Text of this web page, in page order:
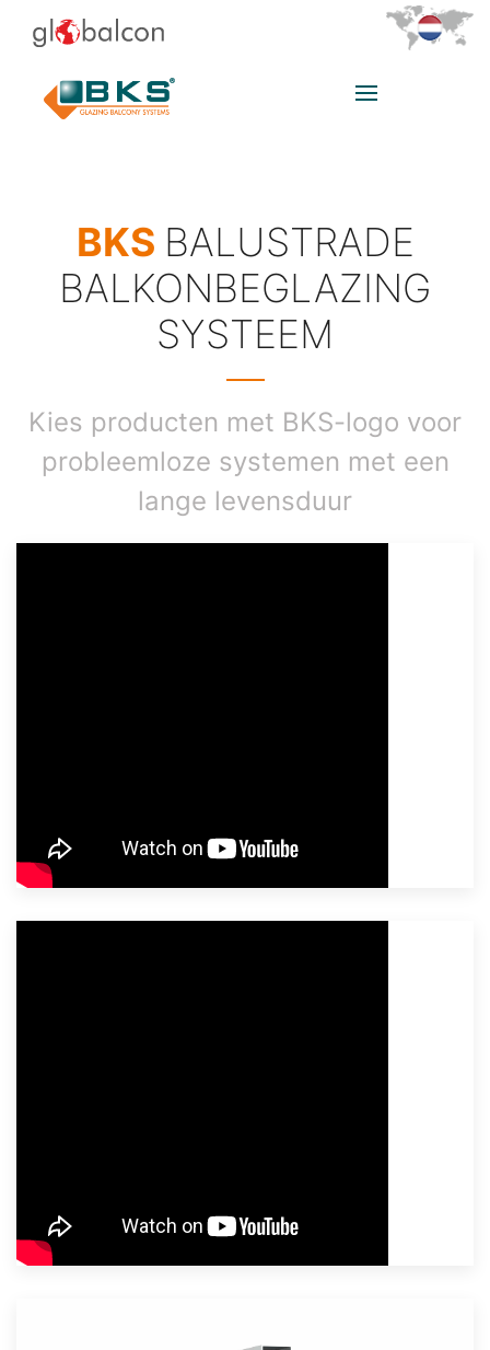
BKS BALUSTRADE
BALKONBEGLAZING
SYSTEEM
Kies producten met BKS-logo voor
probleemloze systemen met een
lange levensduur